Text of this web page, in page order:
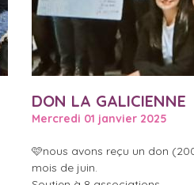
DON LA GALICIENNE
Mercredi 01 janvier 2025
🩷nous avons reçu un don
mois de juin.